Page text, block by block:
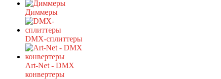
Диммеры
DMX-сплиттеры
Art-Net - DMX
конвертеры